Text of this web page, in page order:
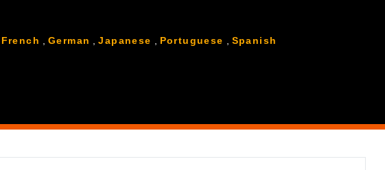
French ,German ,Japanese Portuguese
Spanish